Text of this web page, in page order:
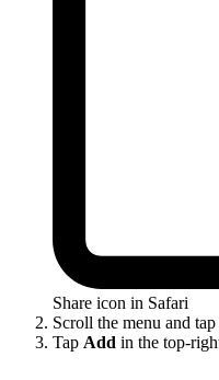
Share icon in Safari
Scroll the menu and tap
Tap Add in the top-